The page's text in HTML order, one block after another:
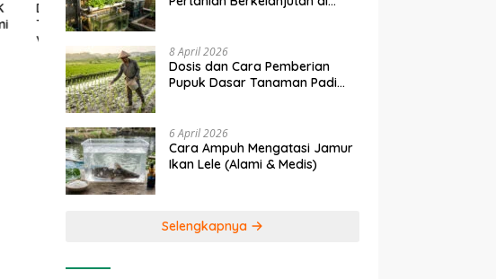
Penerapan IoT dalam
Pertanian Modern di Indonesia
Ekonomi Sumber Daya Lahan:
8 April 2026
Dosis dan Cara Pemberian
Pupuk Dasar Tanaman Padi
6 April 2026
Cara Ampuh Mengatasi Jamur
Ikan Lele (Alami & Medis)
Selengkapnya